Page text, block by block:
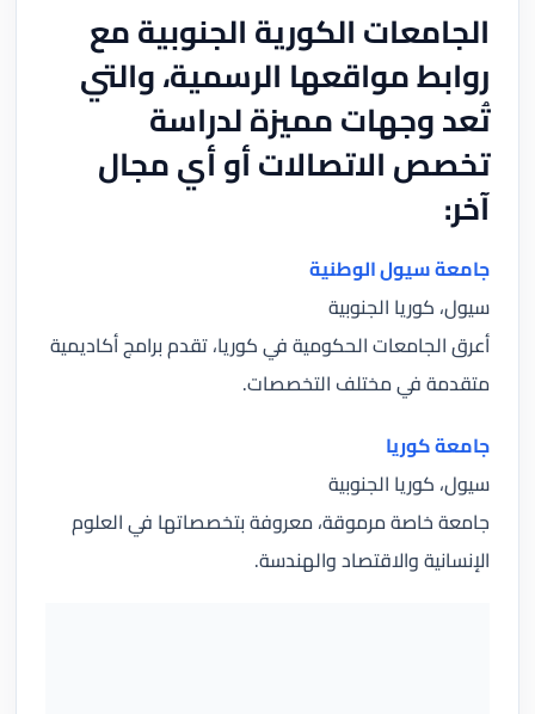
الجامعات الكورية الجنوبية مع
روابط مواقعها الرسمية، والتي
تُعد وجهات مميزة لدراسة
تخصص الاتصالات أو أي مجال
آخر:
جامعة سيول الوطنية
سيول، كوريا الجنوبية
أعرق الجامعات الحكومية في كوريا، تقدم برامج أكاديمية
متقدمة في مختلف التخصصات.
جامعة كوريا
سيول، كوريا الجنوبية
جامعة خاصة مرموقة، معروفة بتخصصاتها في العلوم
الإنسانية والاقتصاد والهندسة.